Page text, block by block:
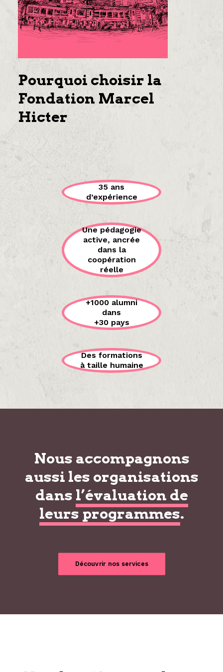
Pourquoi choisir la
Fondation Marcel
Hicter
35 ans
d’expérience
Une pédagogie
active, ancrée
dans la
coopération
réelle
+1000 alumni
dans
+30 pays
Des formations
à taille humaine
Nous accompagnons
aussi les organisations
dans l’évaluation de
leurs programmes.
Découvrir nos services